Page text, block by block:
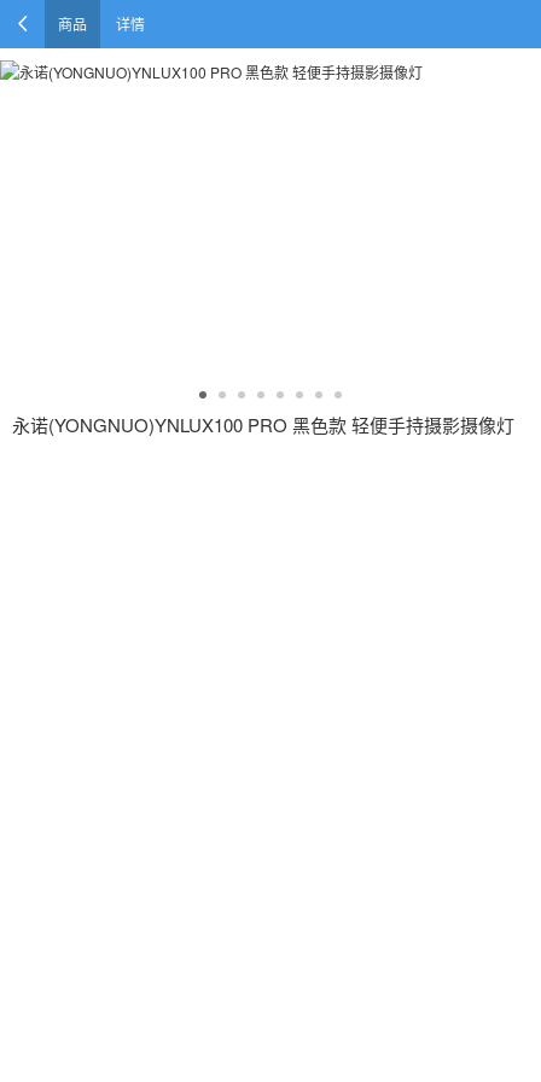
商品 详情
永诺(YONGNUO)YNLUX100 PRO 黑色款 轻便手持摄影摄像灯